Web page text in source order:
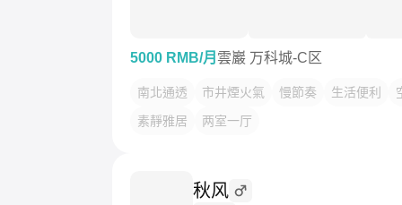
5000 RMB/月 雲巖 万科城-C区
南北通透 市井煙火氣 慢節奏 生活便利
素靜雅居
两室一厅
秋风